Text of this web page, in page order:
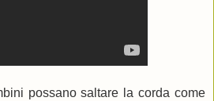
possano saltare la corda come